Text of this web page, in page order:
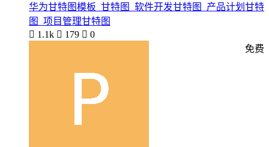
华为甘特图模板_甘特图_软件开发甘特图_产品计划甘特
图_项目管理甘特图
 1.1k  179  0
免费